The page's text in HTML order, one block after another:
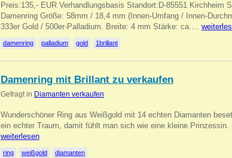
Preis:135,- EUR Verhandlungsbasis Standort:D-85551 Kirchheim
Damenring Größe: 58mm / 18,4 mm (Innen-Umfang / Innen-
333er Gold / 500er-Palladium. Breite: 4 mm Stärke: ca.…
damenring palladium gold 1brillant
Damenring mit Brillant zu verkaufen
Gefragt in Diamanten verkaufen
Wunderschöner Ring aus Weißgold mit 14 echten Diamanten
ein echter Traum, damit fühlt man sich wie eine kleine
weiterlesen
ring weißgold diamanten